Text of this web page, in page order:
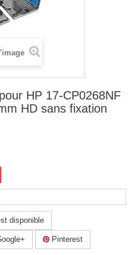
HP 17-CP0268NF
HD sans fixation
disponible
Pinterest